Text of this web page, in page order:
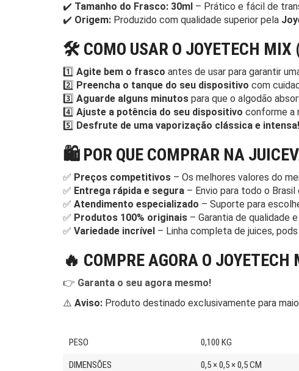
✔️ Tamanho do Frasco: 30ml – Prático e fácil de
✔️ Origem: Produzido com qualidade superior pela
🛠️ COMO USAR O JOYETECH MIX
1️⃣ Agite bem o frasco antes de usar para garantir
2️⃣ Preencha o tanque do seu dispositivo com
3️⃣ Aguarde alguns minutos para que o algodão
4️⃣ Ajuste a potência do seu dispositivo conforme a
5️⃣ Desfrute de uma vaporização clássica e intensa!
🛍️ POR QUE COMPRAR NA
✅ Preços competitivos – Os melhores valores do
✅ Entrega rápida e segura – Envio para todo o
✅ Atendimento especializado – Suporte para
✅ Produtos 100% originais – Garantia de qualidade
✅ Variedade incrível – Linha completa de juices,
🔥 COMPRE AGORA O
👉 Garanta o seu agora mesmo!
⚠️ Aviso: Produto destinado exclusivamente para
PESO 0,100 KG
DIMENSÕES 0,5 × 0,5 × 0,5 CM